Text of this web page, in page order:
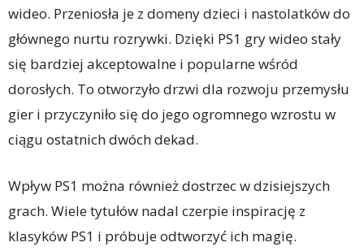
wideo. Przeniosła je z domeny dzieci i nastolatków do
głównego nurtu rozrywki. Dzięki PS1 gry wideo stały
się bardziej akceptowalne i popularne wśród
dorosłych. To otworzyło drzwi dla rozwoju przemysłu
gier i przyczyniło się do jego ogromnego wzrostu w
ciągu ostatnich dwóch dekad.
Wpływ PS1 można również dostrzec w dzisiejszych
grach. Wiele tytułów nadal czerpie inspirację z
klasyków PS1 i próbuje odtworzyć ich magię.